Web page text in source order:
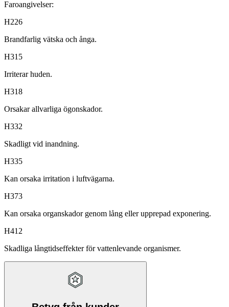
Faroangivelser:
H226
Brandfarlig vätska och ånga.
H315
Irriterar huden.
H318
Orsakar allvarliga ögonskador.
H332
Skadligt vid inandning.
H335
Kan orsaka irritation i luftvägarna.
H373
Kan orsaka organskador genom lång eller upprepad exponering.
H412
Skadliga långtidseffekter för vattenlevande organismer.